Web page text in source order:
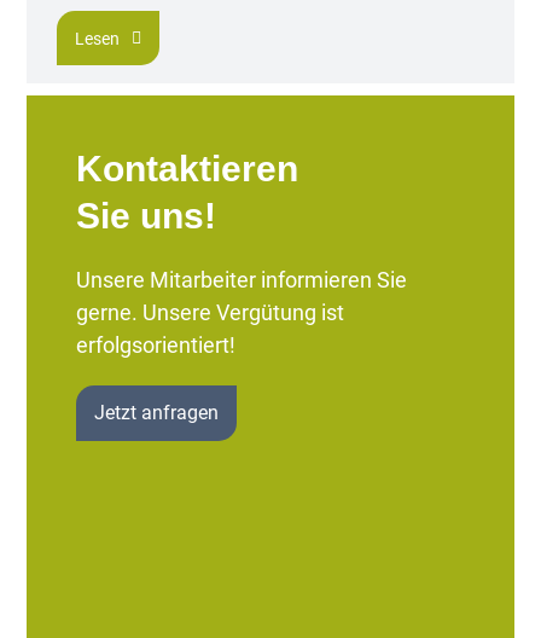
Lesen
Kontaktieren
Sie uns!
Unsere Mitarbeiter informieren Sie
gerne. Unsere Vergütung ist
erfolgsorientiert!
Jetzt anfragen